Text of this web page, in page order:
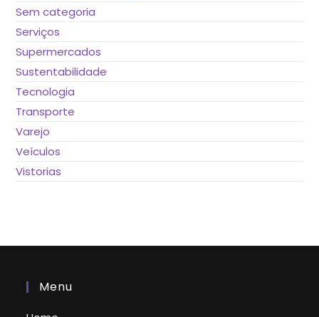
Sem categoria
Serviços
Supermercados
Sustentabilidade
Tecnologia
Transporte
Varejo
Veículos
Vistorias
Menu